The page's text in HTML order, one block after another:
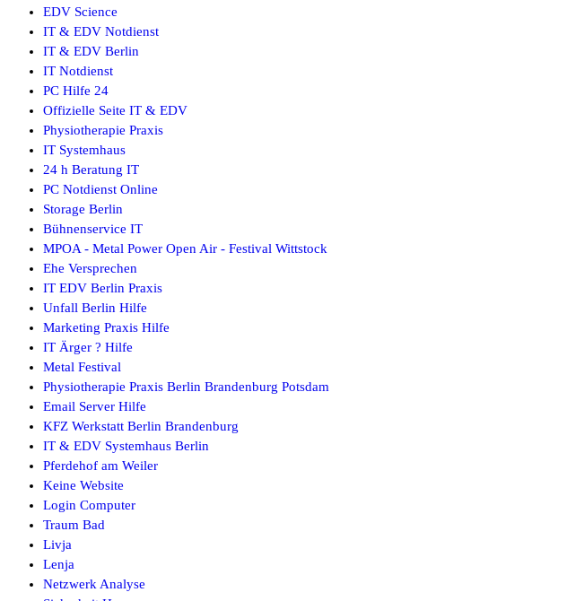
EDV Science
IT & EDV Notdienst
IT & EDV Berlin
IT Notdienst
PC Hilfe 24
Offizielle Seite IT & EDV
Physiotherapie Praxis
IT Systemhaus
24 h Beratung IT
PC Notdienst Online
Storage Berlin
Bühnenservice IT
MPOA - Metal Power Open Air - Festival Wittstock
Ehe Versprechen
IT EDV Berlin Praxis
Unfall Berlin Hilfe
Marketing Praxis Hilfe
IT Ärger ? Hilfe
Metal Festival
Physiotherapie Praxis Berlin Brandenburg Potsdam
Email Server Hilfe
KFZ Werkstatt Berlin Brandenburg
IT & EDV Systemhaus Berlin
Pferdehof am Weiler
Keine Website
Login Computer
Traum Bad
Livja
Lenja
Netzwerk Analyse